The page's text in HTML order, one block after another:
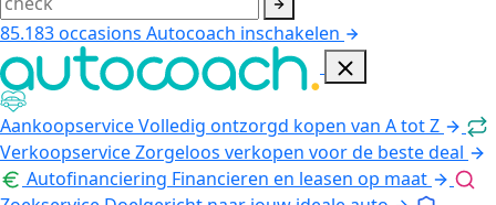
85.183occasions Autocoach inschakelen
AankoopserviceVolledig ontzorgd kopen van A tot Z
VerkoopserviceZorgeloos verkopen voor de beste deal
Autofinanciering Financieren en leasen op maat